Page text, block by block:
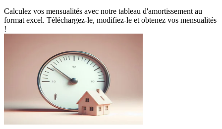
Calculez vos mensualités avec notre tableau d'amortissement au
format excel. Téléchargez-le, modifiez-le et obtenez vos mensualités
!